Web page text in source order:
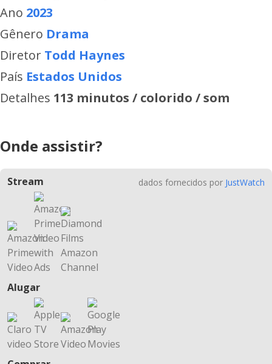
Ano 2023
Gênero Drama
Diretor Todd Haynes
País Estados Unidos
Detalhes 113 minutos / colorido / som
Onde assistir?
Stream
Alugar
dados fornecidos por JustWatch